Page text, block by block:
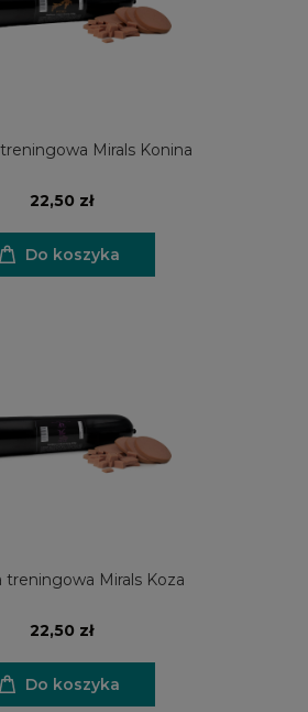
treningowa Mirals Konina
22,50 zł
Do koszyka
treningowa Mirals Koza
22,50 zł
Do koszyka